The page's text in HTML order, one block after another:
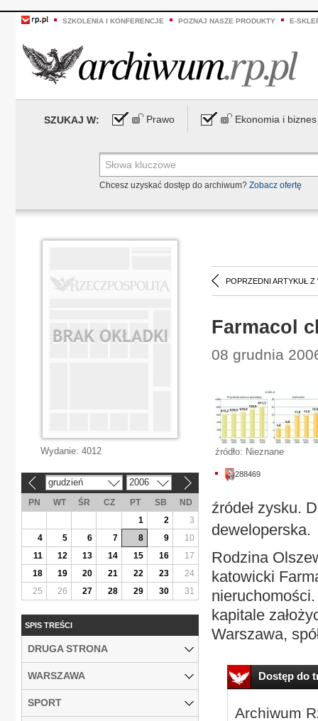
SZKOLENIA I KONFERENCJE POZNAJ NASZE PRODUKTY E-
SZUKAJ W: Prawo Ekonomia i biznes
Chcesz uzyskać dostęp do archiwum? Zobacz ofertę
POPRZEDNI ARTYKUŁ Z
Farmacol
08 grudnia
źródło: Nieznane
288469
źródeł zysku.
deweloperska.
Rodzina
katowicki
kapitale
Warszawa,
Dostęp do
Archiwum
Wydanie: 4012
grudzień 2006
PN WT ŚR CZ PT SB
ND
1
2
3
4
5 6 7 8 9
10
11
12 13 14 15 16
17
18
19 20 21 22 23
24
25
26 27 28 29 30 31
SPIS TREŚCI
DRUGA STRONA
WARSZAWA
SPORT